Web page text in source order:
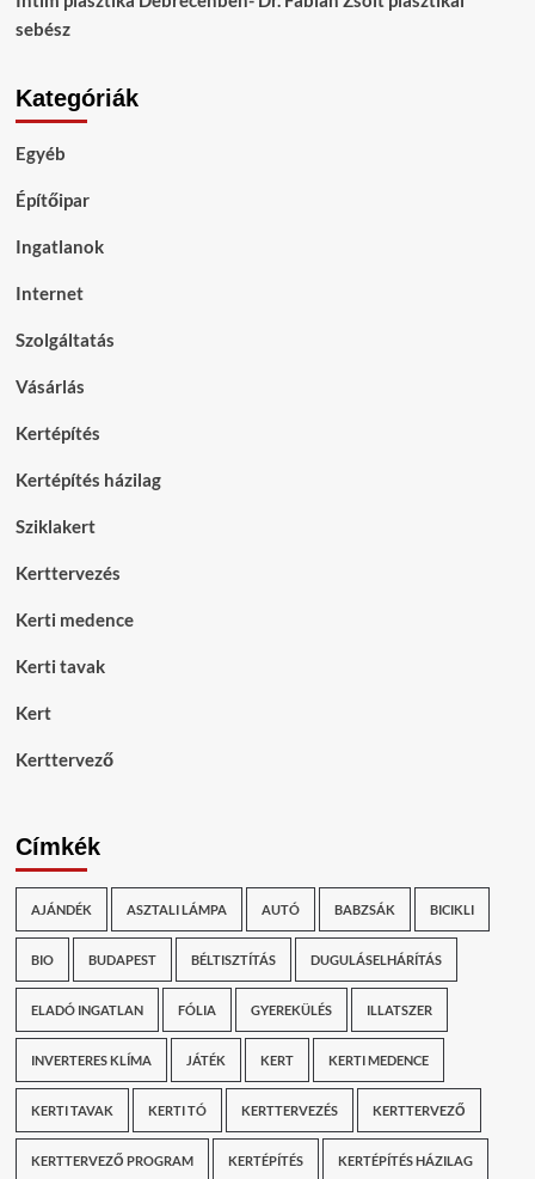
sebész
Kategóriák
Egyéb
Építőipar
Ingatlanok
Internet
Szolgáltatás
Vásárlás
Kertépítés
Kertépítés házilag
Sziklakert
Kerttervezés
Kerti medence
Kerti tavak
Kert
Kerttervező
Címkék
AJÁNDÉK ASZTALI LÁMPA AUTÓ BABZSÁK BICIKLI
BIO BUDAPEST BÉLTISZTÍTÁS DUGULÁSELHÁRÍTÁS
ELADÓ INGATLAN FÓLIA GYEREKÜLÉS ILLATSZER
INVERTERES KLÍMA JÁTÉK KERT KERTI MEDENCE
KERTI TAVAK KERTI TÓ KERTTERVEZÉS KERTTERVEZŐ
KERTTERVEZŐ PROGRAM KERTÉPÍTÉS KERTÉPÍTÉS HÁZILAG